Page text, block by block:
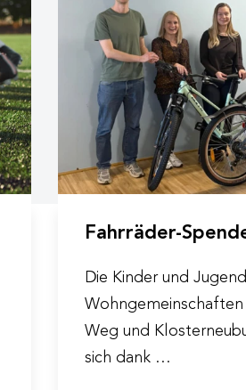
Fahrräder-
Die Kinder und
Weg und
sich dank …